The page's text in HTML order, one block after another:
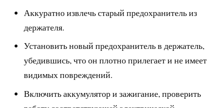
Аккуратно извлечь старый предохранитель из
держателя.
Установить новый предохранитель в держатель,
убедившись, что он плотно прилегает и не имеет
видимых повреждений.
Включить аккумулятор и зажигание, проверить